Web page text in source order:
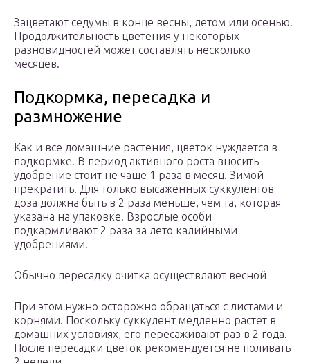
Зацветают седумы в конце весны, летом или осенью.
Продолжительность цветения у некоторых
разновидностей может составлять несколько
месяцев.
Подкормка, пересадка и
размножение
Как и все домашние растения, цветок нуждается в
подкормке. В период активного роста вносить
удобрение стоит не чаще 1 раза в месяц. Зимой
прекратить. Для только высаженных суккулентов
доза должна быть в 2 раза меньше, чем та, которая
указана на упаковке. Взрослые особи
подкармливают 2 раза за лето калийными
удобрениями.
Обычно пересадку очитка осуществляют весной
При этом нужно осторожно обращаться с листами и
корнями. Поскольку суккулент медленно растет в
домашних условиях, его пересаживают раз в 2 года.
После пересадки цветок рекомендуется не поливать